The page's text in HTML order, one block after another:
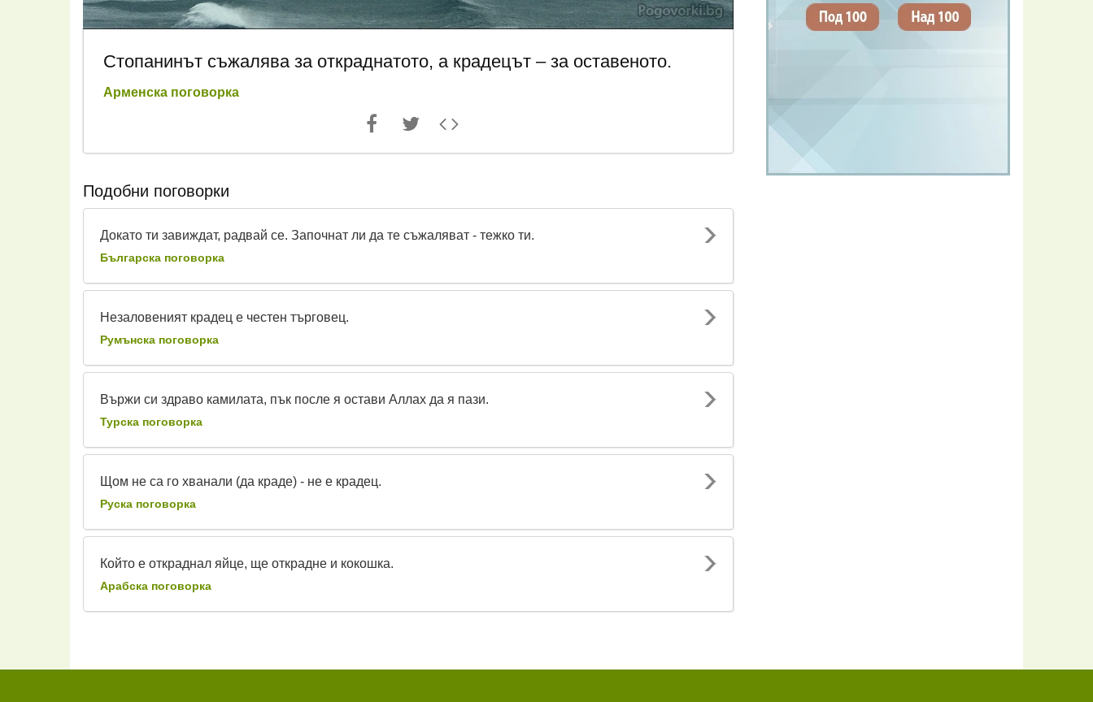
Стопанинът съжалява за откраднатото, а крадецът – за оставеното.
Арменска поговорка
Подобни поговорки
Докато ти завиждат, радвай се. Започнат ли да те съжаляват - тежко ти.
Българска поговорка
Незаловеният крадец е честен търговец.
Румънска поговорка
Вържи си здраво камилата, пък после я остави Аллах да я пази.
Турска поговорка
Щом не са го хванали (да краде) - не е крадец.
Руска поговорка
Който е откраднал яйце, ще открадне и кокошка.
Арабска поговорка